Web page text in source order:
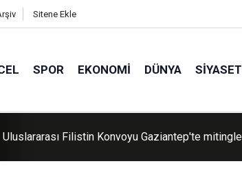
Sitene Ekle
SPOR EKONOMI DÜNYA SIYASET
Muğla'da aranan hükümlü havalimanında yakalandı